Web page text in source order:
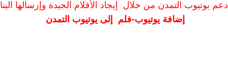
ادعم يوتيوب التمدن من خلال إيجاد الأفلام الجيدة وإرسالها الينا
إضافة يوتيوب-فلم إلى يوتيوب التمدن